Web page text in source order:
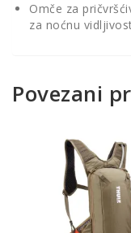
Omče za
za noćnu
Povezani